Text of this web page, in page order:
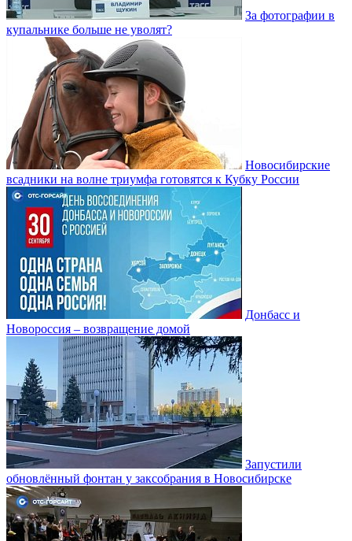
За фотографии в
купальнике больше не уволят?
Новосибирские
всадники на волне триумфа готовятся к Кубку России
Донбасс и
Новороссия – возвращение домой
Запустили
обновлённый фонтан у заксобрания в Новосибирске